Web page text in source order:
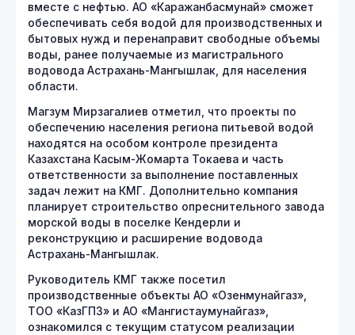
вместе с нефтью. АО «Каражанбасмунай» сможет
обеспечивать себя водой для производственных и
бытовых нужд и перенаправит свободные объемы
воды, ранее получаемые из магистрального
водовода Астрахань-Мангышлак, для населения
области.
Магзум Мирзагалиев отметил, что проекты по
обеспечению населения региона питьевой водой
находятся на особом контроле президента
Казахстана Касым-Жомарта Токаева и часть
ответственности за выполнение поставленных
задач лежит на КМГ. Дополнительно компания
планирует строительство опреснительного завода
морской воды в поселке Кендерли и
реконструкцию и расширение водовода
Астрахань-Мангышлак.
Руководитель КМГ также посетил
производственные объекты АО «Озенмунайгаз»,
ТОО «КазГПЗ» и АО «Мангистаумунайгаз»,
ознакомился с текущим статусом реализации